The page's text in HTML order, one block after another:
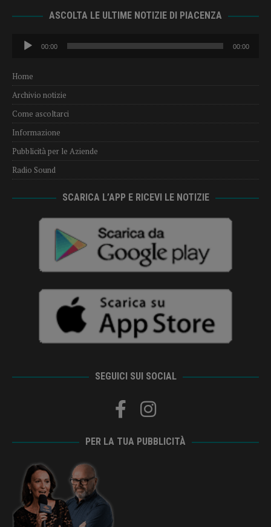
ASCOLTA LE ULTIME NOTIZIE DI PIACENZA
Audio
Player
00:00 00:00
Home
Archivio notizie
Come ascoltarci
Informazione
Pubblicità per le Aziende
Radio Sound
SCARICA L’APP E RICEVI LE NOTIZIE
SEGUICI SUI SOCIAL
PER LA TUA PUBBLICITÀ